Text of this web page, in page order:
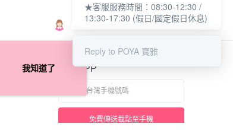
官方APP
免費傳送載點至手機
我知道了
★客服服務時間：08:30-12:30 /
13:30-17:30 (假日/國定假日休息)
Reply to POYA 寶雅